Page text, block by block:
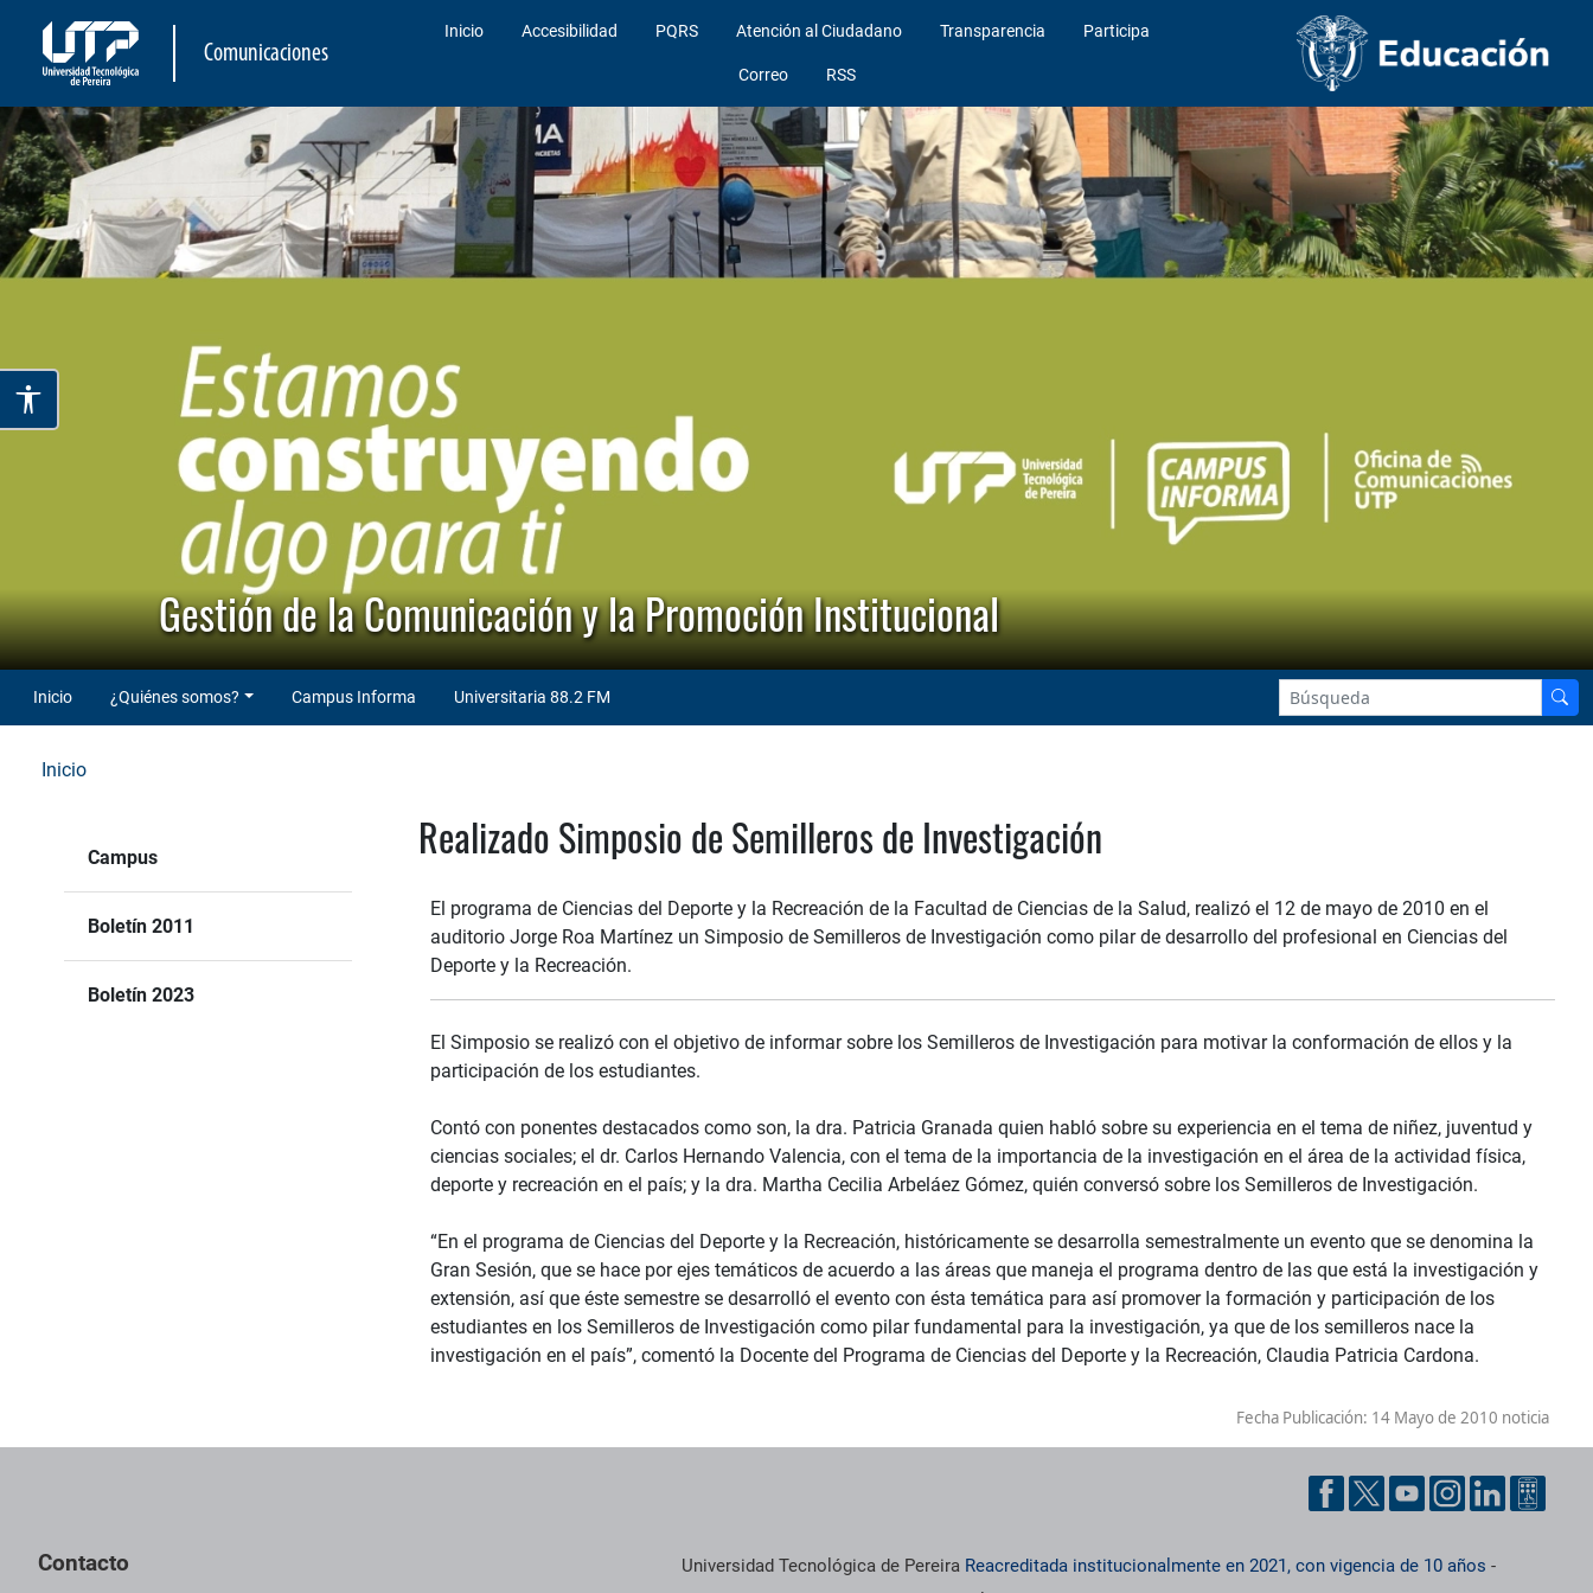
Comunicaciones
Inicio Accesibilidad PQRS Atención al Ciudadano Transparencia Participa
Correo RSS
Gestión de la Comunicación y la Promoción Institucional
Inicio ¿Quiénes somos? Campus Informa Universitaria 88.2 FM
Inicio
Campus
Boletín 2011
Boletín 2023
Realizado Simposio de Semilleros de Investigación
El programa de Ciencias del Deporte y la Recreación de la Facultad de Ciencias de la Salud, realizó el 12 de mayo de 2010 en el
auditorio Jorge Roa Martínez un Simposio de Semilleros de Investigación como pilar de desarrollo del profesional en Ciencias del
Deporte y la Recreación.
El Simposio se realizó con el objetivo de informar sobre los Semilleros de Investigación para motivar la conformación de ellos y la
participación de los estudiantes.
Contó con ponentes destacados como son, la dra. Patricia Granada quien habló sobre su experiencia en el tema de niñez, juventud y
ciencias sociales; el dr. Carlos Hernando Valencia, con el tema de la importancia de la investigación en el área de la actividad física,
deporte y recreación en el país; y la dra. Martha Cecilia Arbeláez Gómez, quién conversó sobre los Semilleros de Investigación.
“En el programa de Ciencias del Deporte y la Recreación, históricamente se desarrolla semestralmente un evento que se denomina la
Gran Sesión, que se hace por ejes temáticos de acuerdo a las áreas que maneja el programa dentro de las que está la investigación y
extensión, así que éste semestre se desarrolló el evento con ésta temática para así promover la formación y participación de los
estudiantes en los Semilleros de Investigación como pilar fundamental para la investigación, ya que de los semilleros nace la
investigación en el país”, comentó la Docente del Programa de Ciencias del Deporte y la Recreación, Claudia Patricia Cardona.
Fecha Publicación: 14 Mayo de 2010 noticia
Contacto Universidad Tecnológica de Pereira Reacreditada institucionalmente en 2021, con vigencia de 10 años -